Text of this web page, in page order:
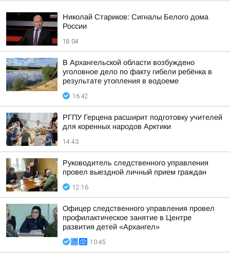
Николай Стариков: Сигналы Белого дома
России
18:04
В Архангельской области возбуждено
уголовное дело по факту гибели ребёнка в
результате утопления в водоеме
16:42
РГПУ Герцена расширит подготовку учителей
для коренных народов Арктики
14:43
Руководитель следственного управления
провел выездной личный прием граждан
12:16
Офицер следственного управления провел
профилактическое занятие в Центре
развития детей «Архангел»
10:45